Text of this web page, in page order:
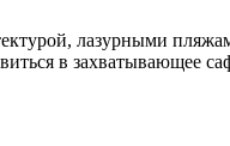
лазурными
в захватывающее